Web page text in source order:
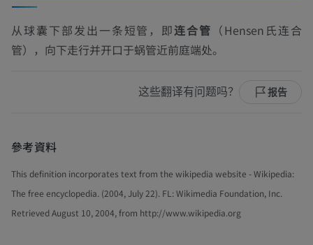
从球囊下部发出一条短管，即连合管 （Hensen氏连合
管），向下走行并开口于蜗管近前庭端处。
这些翻译有问题吗？ 报告
參考資料
This definition incorporates text from the wikipedia website - Wikipedia:
The free encyclopedia. (2004, July 22). FL: Wikimedia Foundation, Inc.
Retrieved August 10, 2004, from http://www.wikipedia.org